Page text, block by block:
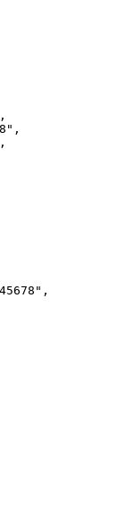
,
" ,
,
" ,